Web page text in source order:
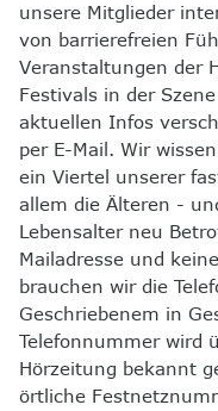
unsere Mitglieder
von barrierefreien
Veranstaltungen der
Festivals in der
aktuellen Infos
per E-Mail. Wir
ein Viertel unserer
allem die Älteren -
Lebensalter neu
Mailadresse und
brauchen wir die
Geschriebenem in
Telefonnummer wird
Hörzeitung bekannt
örtliche